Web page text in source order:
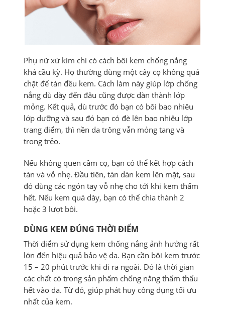
Phụ nữ xứ kim chi có cách bôi kem chống nắng
khá cầu kỳ. Họ thường dùng một cây cọ không quá
chặt để tán đều kem. Cách làm này giúp lớp chống
nắng dù dày đến đâu cũng được dàn thành lớp
mỏng. Kết quả, dù trước đó bạn có bôi bao nhiêu
lớp dưỡng và sau đó bạn có đè lên bao nhiêu lớp
trang điểm, thì nền da trông vẫn mỏng tang và
trong trẻo.
Nếu không quen cầm cọ, bạn có thể kết hợp cách
tán và vỗ nhẹ. Đầu tiên, tán dàn kem lên mặt, sau
đó dùng các ngón tay vỗ nhẹ cho tới khi kem thấm
hết. Nếu kem quá dày, bạn có thể chia thành 2
hoặc 3 lượt bôi.
DÙNG KEM ĐÚNG THỜI ĐIỂM
Thời điểm sử dụng kem chống nắng ảnh hưởng rất
lớn đến hiệu quả bảo vệ da. Bạn cần bôi kem trước
15 – 20 phút trước khi đi ra ngoài. Đó là thời gian
các chất có trong sản phẩm chống nắng thẩm thấu
hết vào da. Từ đó, giúp phát huy công dụng tối ưu
nhất của kem.